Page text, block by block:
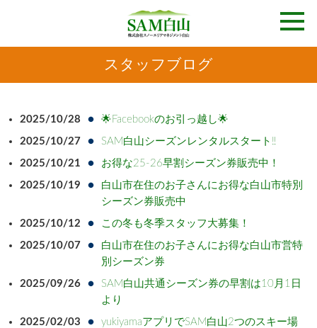
スタッフブログ
2025/10/28 🌟Facebookのお引っ越し🌟
2025/10/27 SAM白山シーズンレンタルスタート‼︎
2025/10/21 お得な25-26早割シーズン券販売中！
2025/10/19
白山市在住のお子さんにお得な白山市特別
シーズン券販売中
2025/10/12 この冬も冬季スタッフ大募集！
2025/10/07
白山市在住のお子さんにお得な白山市営特
別シーズン券
2025/09/26
SAM白山共通シーズン券の早割は10月1日
より
2025/02/03
yukiyamaアプリでSAM白山2つのスキー場